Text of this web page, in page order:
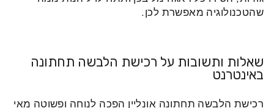
שהטכנולוגיה מאפשרת לכן.
שאלות ותשובות על רכישת הלבשה תחתונה
באינטרנט
רכישת הלבשה תחתונה אונליין הפכה לנוחה ופשוטה מאי